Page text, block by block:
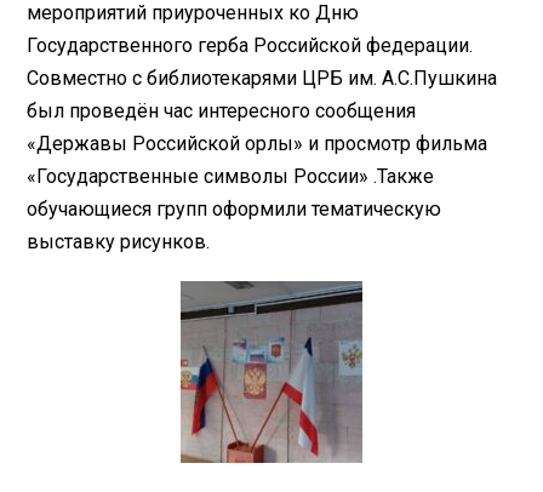
мероприятий приуроченных ко Дню
Государственного герба Российской федерации.
Совместно с библиотекарями ЦРБ им. А.С.Пушкина
был проведён час интересного сообщения
«Державы Российской орлы» и просмотр фильма
«Государственные символы России» .Также
обучающиеся групп оформили тематическую
выставку рисунков.